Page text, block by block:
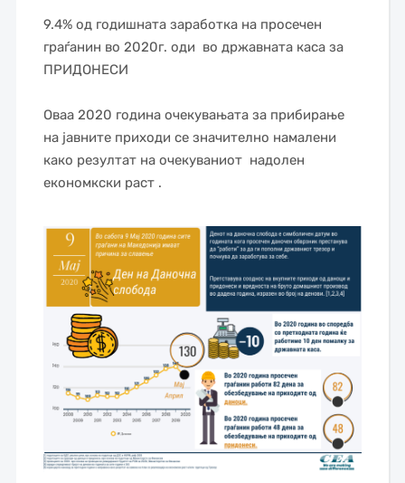
9.4% од годишната заработка на просечен
граѓанин во 2020г. оди во државната каса за
ПРИДОНЕСИ
Оваа 2020 година очекувањата за прибирање
на јавните приходи се значително намалени
како резултат на очекуваниот надолен
економкски раст .